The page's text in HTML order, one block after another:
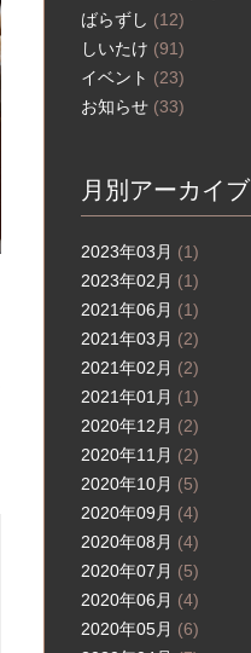
ばらずし (12)
しいたけ (91)
イベント (23)
お知らせ (33)
月別アーカイブ
2023年03月 (1)
2023年02月 (1)
2021年06月 (1)
2021年03月 (2)
2021年02月 (2)
2021年01月 (1)
2020年12月 (2)
2020年11月 (2)
2020年10月 (5)
2020年09月 (4)
2020年08月 (4)
2020年07月 (5)
2020年06月 (4)
2020年05月 (6)